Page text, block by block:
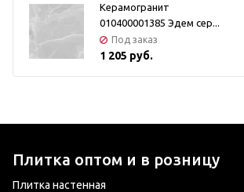
Керамогранит
010400001385 Эдем сер...
Под заказ
1 205 руб.
Плитка оптом и в розницу
Плитка настенная